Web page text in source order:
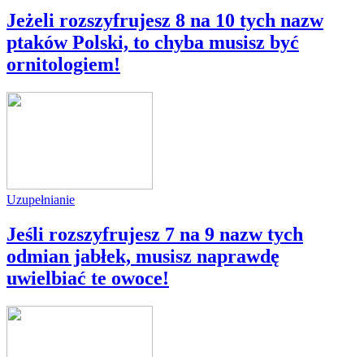
Jeżeli rozszyfrujesz 8 na 10 tych nazw
ptaków Polski, to chyba musisz być
ornitologiem!
Uzupełnianie
Jeśli rozszyfrujesz 7 na 9 nazw tych
odmian jabłek, musisz naprawdę
uwielbiać te owoce!